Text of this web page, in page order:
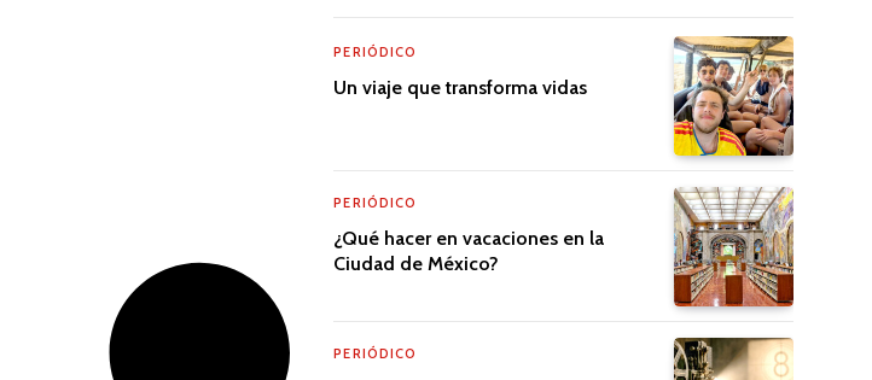
PERIÓDICO
Un viaje que transforma vidas
PERIÓDICO
¿Qué hacer en vacaciones en la
Ciudad de México?
PERIÓDICO